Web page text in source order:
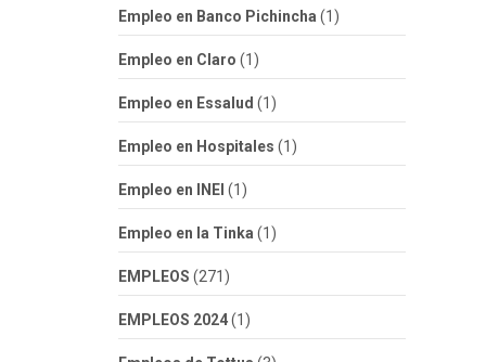
Empleo en Banco Pichincha (1)
Empleo en Claro (1)
Empleo en Essalud (1)
Empleo en Hospitales (1)
Empleo en INEI (1)
Empleo en la Tinka (1)
EMPLEOS (271)
EMPLEOS 2024(1)